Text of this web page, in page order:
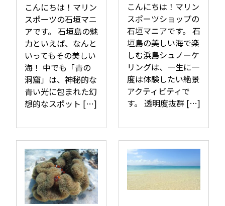
こんにちは！マリン
スポーツの石垣マニ
アです。 石垣島の魅
力といえば、なんと
いってもその美しい
海！ 中でも「青の
洞窟」は、神秘的な
青い光に包まれた幻
想的なスポット […]
こんにちは！マリン
スポーツショップの
石垣マニアです。 石
垣島の美しい海で楽
しむ浜島シュノーケ
リングは、一生に一
度は体験したい絶景
アクティビティで
す。 透明度抜群 […]